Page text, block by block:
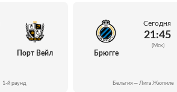
Порт Вейл
1-й раунд
Брюгге
Сегодня
21:45
(Мск)
Бельгия — Лига Жюпиле